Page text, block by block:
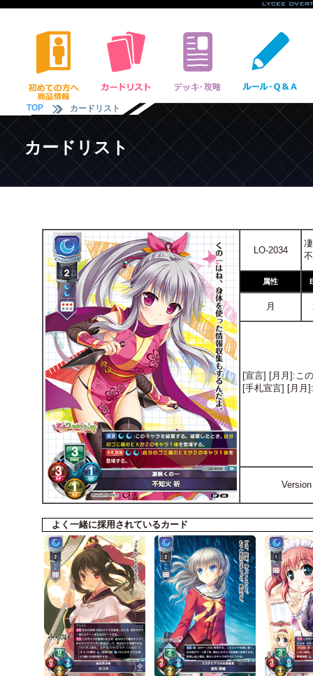
TOP カードリスト
カードリスト
LO-2034
属性
月
[宣言] [月月]:こ
[手札宣言] [月月
よく一緒に採用されているカード